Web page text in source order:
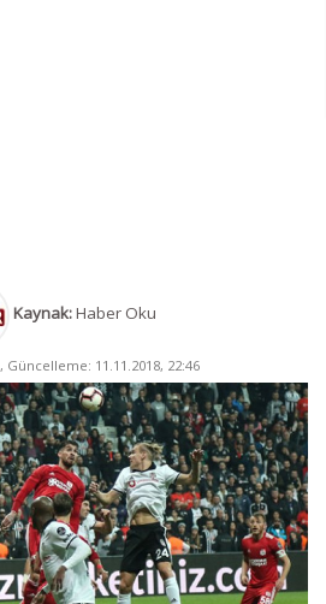
Kaynak:Haber Oku
Güncelleme: 11.11.2018, 22:46